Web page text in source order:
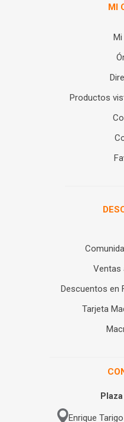
MI
Productos
Ventas
Descuentos en
Tarjeta
Enrique